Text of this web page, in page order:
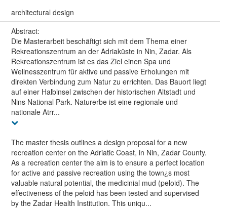
architectural design
Abstract:
Die Masterarbeit beschäftigt sich mit dem Thema einer
Rekreationszentrum an der Adriaküste in Nin, Zadar. Als
Rekreationszentrum ist es das Ziel einen Spa und
Wellnesszentrum für aktive und passive Erholungen mit
direkten Verbindung zum Natur zu errichten. Das Bauort liegt
auf einer Halbinsel zwischen der historischen Altstadt und
Nins National Park. Naturerbe ist eine regionale und
nationale Atrr...
The master thesis outlines a design proposal for a new
recreation center on the Adriatic Coast, in Nin, Zadar County.
As a recreation center the aim is to ensure a perfect location
for active and passive recreation using the town¿s most
valuable natural potential, the medicinial mud (peloid). The
effectiveness of the peloid has been tested and supervised
by the Zadar Health Institution. This uniqu...